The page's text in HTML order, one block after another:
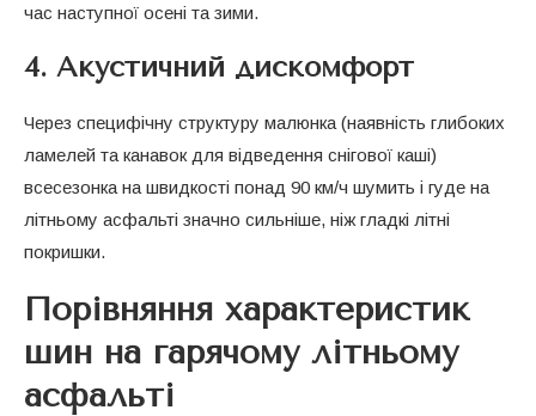
час наступної осені та зими.
4. Акустичний дискомфорт
Через специфічну структуру малюнка (наявність глибоких
ламелей та канавок для відведення снігової каші)
всесезонка на швидкості понад 90 км/ч шумить і гуде на
літньому асфальті значно сильніше, ніж гладкі літні
покришки.
Порівняння характеристик
шин на гарячому літньому
асфальті